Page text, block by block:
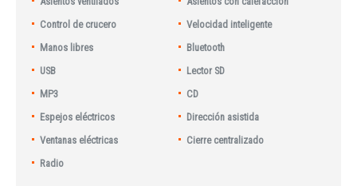
Control de crucero
Velocidad inteligente
Manos libres
Bluetooth
USB
Lector SD
MP3
CD
Espejos eléctricos
Dirección asistida
Ventanas eléctricas
Cierre centralizado
Radio